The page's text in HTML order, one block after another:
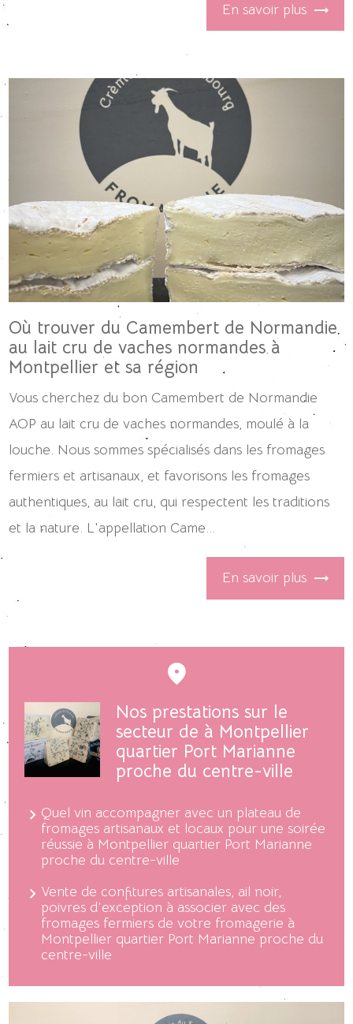
En savoir plus
Où trouver du Camembert de Normandie
au lait cru de vaches normandes à
Montpellier et sa région
Vous cherchez du bon Camembert de Normandie
AOP au lait cru de vaches normandes, moulé à la
louche. Nous sommes spécialisés dans les fromages
fermiers et artisanaux, et favorisons les fromages
authentiques, au lait cru, qui respectent les traditions
et la nature. L'appellation Came...
En savoir plus
Nos prestations sur le
secteur de à Montpellier
quartier Port Marianne
proche du centre-ville
Quel vin accompagner avec un plateau de
fromages artisanaux et locaux pour une soirée
réussie à Montpellier quartier Port Marianne
proche du centre-ville
Vente de confitures artisanales, ail noir,
poivres d'exception à associer avec des
fromages fermiers de votre fromagerie à
Montpellier quartier Port Marianne proche du
centre-ville